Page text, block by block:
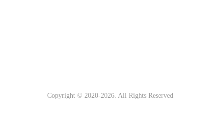
Copyright © 2020-2026. All Rights Reserved